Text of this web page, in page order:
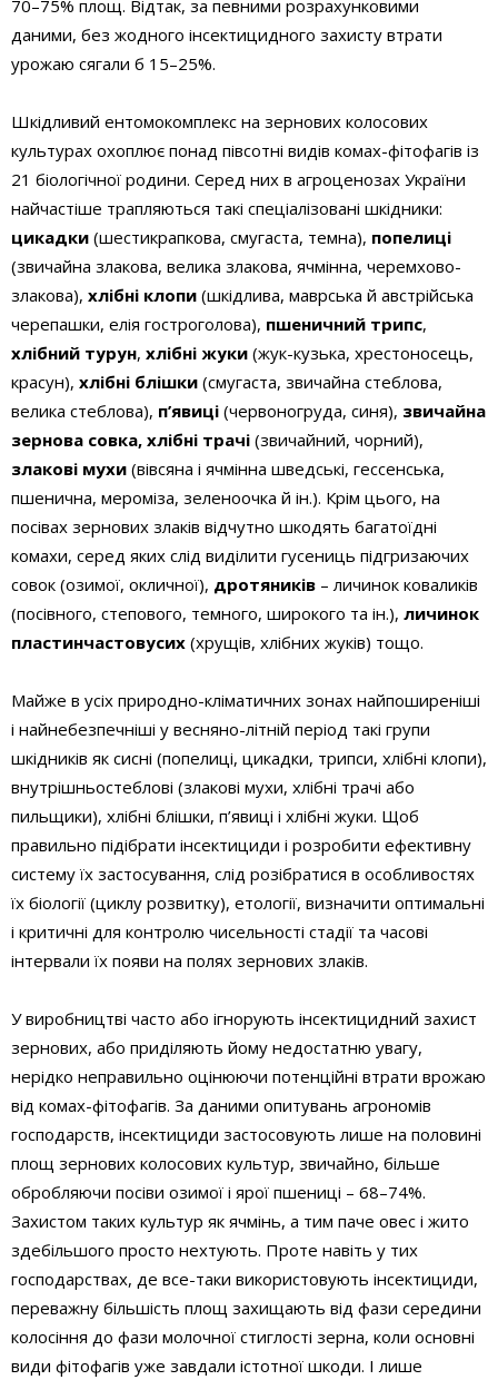
70–75% площ. Відтак, за певними розрахунковими
даними, без жодного інсектицидного захисту втрати
урожаю сягали б 15–25%.
Шкідливий ентомокомплекс на зернових колосових
культурах охоплює понад півсотні видів комах-фітофагів із
21 біологічної родини. Серед них в агроценозах України
найчастіше трапляються такі спеціалізовані шкідники:
цикадки (шестикрапкова, смугаста, темна), попелиці
(звичайна злакова, велика злакова, ячмінна, черемхово-
злакова), хлібні клопи (шкідлива, маврська й австрійська
черепашки, елія гостроголова), пшеничний трипс,
хлібний турун, хлібні жуки (жук-кузька, хрестоносець,
красун), хлібні блішки (смугаста, звичайна стеблова,
велика стеблова), п’явиці (червоногруда, синя), звичайна
зернова совка, хлібні трачі (звичайний, чорний),
злакові мухи (вівсяна і ячмінна шведські, гессенська,
пшенична, мероміза, зеленоочка й ін.). Крім цього, на
посівах зернових злаків відчутно шкодять багатоїдні
комахи, серед яких слід виділити гусениць підгризаючих
совок (озимої, окличної), дротяників – личинок коваликів
(посівного, степового, темного, широкого та ін.), личинок
пластинчастовусих (хрущів, хлібних жуків) тощо.
Майже в усіх природно-кліматичних зонах найпоширеніші
і найнебезпечніші у весняно-літній період такі групи
шкідників як сисні (попелиці, цикадки, трипси, хлібні клопи),
внутрішньостеблові (злакові мухи, хлібні трачі або
пильщики), хлібні блішки, п’явиці і хлібні жуки. Щоб
правильно підібрати інсектициди і розробити ефективну
систему їх застосування, слід розібратися в особливостях
їх біології (циклу розвитку), етології, визначити оптимальні
і критичні для контролю чисельності стадії та часові
інтервали їх появи на полях зернових злаків.
У виробництві часто або ігнорують інсектицидний захист
зернових, або приділяють йому недостатню увагу,
нерідко неправильно оцінюючи потенційні втрати врожаю
від комах-фітофагів. За даними опитувань агрономів
господарств, інсектициди застосовують лише на половині
площ зернових колосових культур, звичайно, більше
обробляючи посіви озимої і ярої пшениці – 68–74%.
Захистом таких культур як ячмінь, а тим паче овес і жито
здебільшого просто нехтують. Проте навіть у тих
господарствах, де все-таки використовують інсектициди,
переважну більшість площ захищають від фази середини
колосіння до фази молочної стиглості зерна, коли основні
види фітофагів уже завдали істотної шкоди. І лише